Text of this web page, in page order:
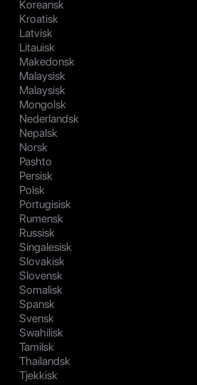
Koreansk
Kroatisk
Latvisk
Litauisk
Makedonsk
Malaysisk
Malaysisk
Mongolsk
Nederlandsk
Nepalsk
Norsk
Pashto
Persisk
Polsk
Portugisisk
Rumensk
Russisk
Singalesisk
Slovakisk
Slovensk
Somalisk
Spansk
Svensk
Swahilisk
Tamilsk
Thailandsk
Tjekkisk